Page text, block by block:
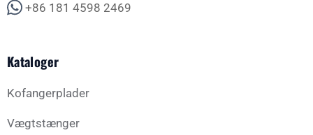
+86 181 4598 2469
Kataloger
Kofangerplader
Vægtstænger